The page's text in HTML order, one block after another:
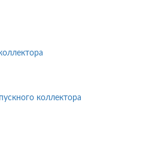
коллектора